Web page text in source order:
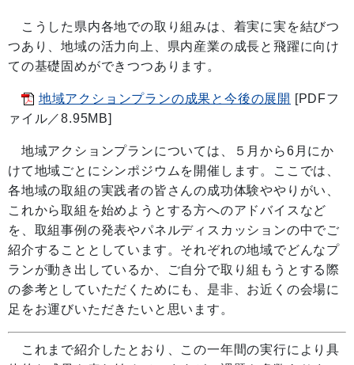
こうした県内各地での取り組みは、着実に実を結びつ
つあり、地域の活力向上、県内産業の成長と飛躍に向け
ての基礎固めができつつあります。
地域アクションプランの成果と今後の展開 [PDFフ
ァイル／8.95MB]
地域アクションプランについては、５月から6月にか
けて地域ごとにシンポジウムを開催します。ここでは、
各地域の取組の実践者の皆さんの成功体験ややりがい、
これから取組を始めようとする方へのアドバイスなど
を、取組事例の発表やパネルディスカッションの中でご
紹介することとしています。それぞれの地域でどんなプ
ランが動き出しているか、ご自分で取り組もうとする際
の参考としていただくためにも、是非、お近くの会場に
足をお運びいただきたいと思います。
これまで紹介したとおり、この一年間の実行により具